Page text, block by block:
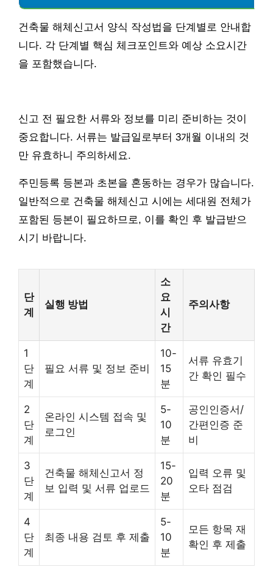
건축물 해체신고서 양식 작성법을 단계별로 안내합
니다. 각 단계별 핵심 체크포인트와 예상 소요시간
을 포함했습니다.
신고 전 필요한 서류와 정보를 미리 준비하는 것이
중요합니다. 서류는 발급일로부터 3개월 이내의 것
만 유효하니 주의하세요.
주민등록 등본과 초본을 혼동하는 경우가 많습니다.
일반적으로 건축물 해체신고 시에는 세대원 전체가
포함된 등본이 필요하므로, 이를 확인 후 발급받으
시기 바랍니다.
단
계
실행 방법
소
요
시
간
주의사항
1
단
계
필요 서류 및 정보 준비
10-
15
분
서류 유효기
간 확인 필수
2
단
계
온라인 시스템 접속 및
로그인
5-
10
분
공인인증서/
간편인증 준
비
3
단
계
건축물 해체신고서 정
보 입력 및 서류 업로드
15-
20
분
입력 오류 및
오타 점검
4
단
계
최종 내용 검토 후 제출
5-
10
분
모든 항목 재
확인 후 제출